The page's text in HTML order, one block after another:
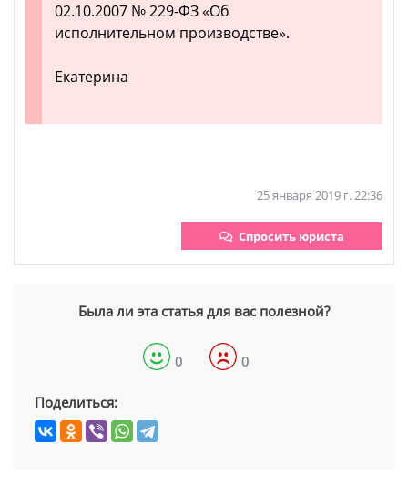
02.10.2007 № 229-ФЗ «Об
исполнительном производстве».
Екатерина
25 января 2019 г. 22:36
Спросить юриста
Была ли эта статья для вас полезной?
0 0
Поделиться: